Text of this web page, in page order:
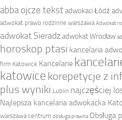
abba ojcze tekstadwokaci Łódź
adwokat prawo rodzinne warszawa Adwokat
adwokat Sieradzadwokat Wrocław
horoskop ptasi kancelaria
firm Katowice Kancelarie
katowicekorepetycje z
plus wyniki Lublin najczęściej
Najlepsza kancelaria adwokacka
warszawa centrum obsługa prawna Obsługa